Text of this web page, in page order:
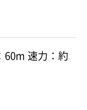
60m 速力：約